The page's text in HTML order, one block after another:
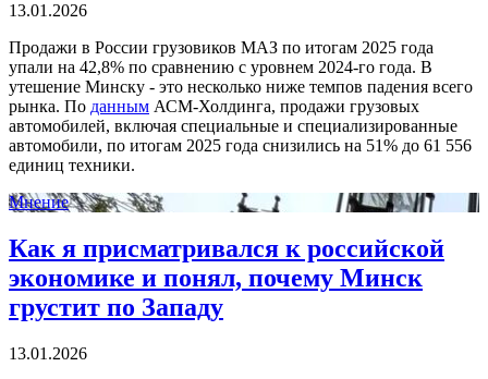
13.01.2026
Продажи в России грузовиков МАЗ по итогам 2025 года
упали на 42,8% по сравнению с уровнем 2024-го года. В
утешение Минску - это несколько ниже темпов падения всего
рынка. По данным АСМ-Холдинга, продажи грузовых
автомобилей, включая специальные и специализированные
автомобили, по итогам 2025 года снизились на 51% до 61 556
единиц техники.
Мнение
Как я присматривался к российской
экономике и понял, почему Минск
грустит по Западу
13.01.2026